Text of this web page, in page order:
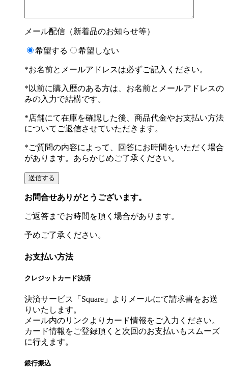
メール配信（新着品のお知らせ等）
希望する 希望しない
*お名前とメールアドレスは必ずご記入ください。
*以前に購入歴のある方は、お名前とメールアドレスの
みの入力で結構です。
*店舗にて在庫を確認した後、商品代金やお支払い方法
についてご返信させていただきます。
*ご質問の内容によって、回答にお時間をいただく場合
があります。あらかじめご了承ください。
お問合せありがとうございます。
ご返答までお時間を頂く場合があります。
予めご了承ください。
お支払い方法
クレジットカード決済
決済サービス「Square」よりメールにて請求書をお送
りいたします。
メール内のリンクよりカード情報をご入力ください。
カード情報をご登録頂くと次回のお支払いもスムーズ
に行えます。
銀行振込